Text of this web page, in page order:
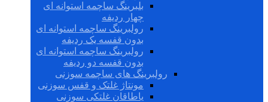
بلبرینگ ساچمه استوانه ای
چهار ردیفه
رولبرینگ ساچمه استوانه ای
بدون قفسه یک ردیفه
رولبرینگ ساچمه استوانه ای
بدون قفسه دو ردیفه
رولبرینگ های ساچمه سوزنی
مونتاژ غلتک و قفس سوزنی
یاطاقان غلتکی سوزنی